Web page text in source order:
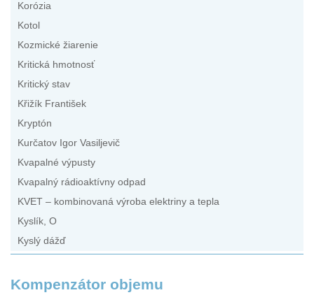
Korózia
Kotol
Kozmické žiarenie
Kritická hmotnosť
Kritický stav
Křižík František
Kryptón
Kurčatov Igor Vasiljevič
Kvapalné výpusty
Kvapalný rádioaktívny odpad
KVET – kombinovaná výroba elektriny a tepla
Kyslík, O
Kyslý dážď
Kompenzátor objemu